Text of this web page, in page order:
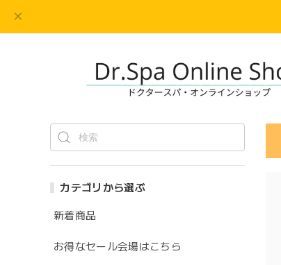
カテゴリから選ぶ
新着商品
お得なセール会場はこちら